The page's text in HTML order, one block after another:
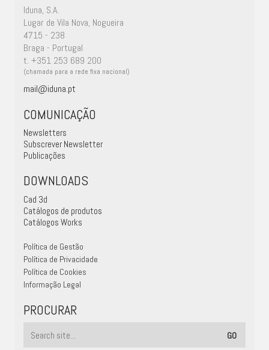
Iduna, S.A.
Lugar de Vila Nova, Nogueira
4715 - 238
Braga - Portugal
t. +351 253 689 200
(chamada para a rede fixa nacional)
mail@iduna.pt
COMUNICAÇÃO
Newsletters
Subscrever Newsletter
Publicações
DOWNLOADS
Cad 3d
Catálogos de produtos
Catálogos Works
Política de Gestão
Política de Privacidade
Política de Cookies
Informação Legal
PROCURAR